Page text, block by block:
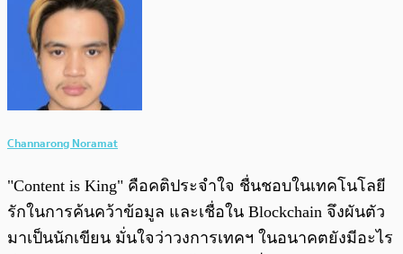
Channarong Noramat
"Content is King" คือคติประจำใจ ชื่นชอบในเทคโนโลยี
รักในการค้นคว้าข้อมูล และเชื่อใน Blockchain จึงผันตัว
มาเป็นนักเขียน มั่นใจว่าวงการเทคฯ ในอนาคตยังมีอะไร